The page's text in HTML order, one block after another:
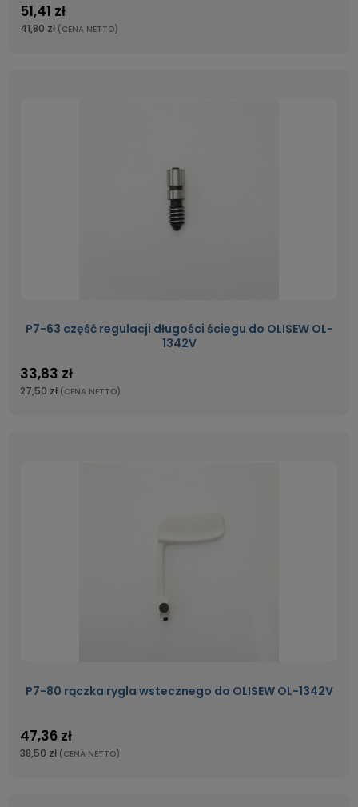
51,41 zł
41,80 zł (CENA NETTO)
P7-63 część regulacji długości ściegu do OLISEW OL-
1342V
33,83 zł
27,50 zł (CENA NETTO)
P7-80 rączka rygla wstecznego do OLISEW OL-1342V
47,36 zł
38,50 zł (CENA NETTO)